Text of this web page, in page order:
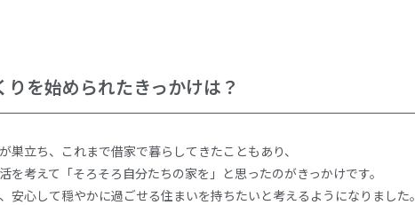
りを始められたきっかけは？
巣立ち、これまで借家で暮らしてきたこともあり、
を考えて「そろそろ自分たちの家を」と思ったのがきっかけです。
安心して穏やかに過ごせる住まいを持ちたいと考えるようになりました。